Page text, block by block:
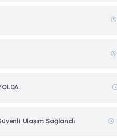
Ulaşım Sağlandı